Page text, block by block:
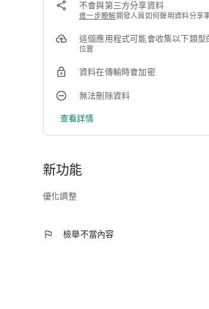
不會與第三方分享資料
進一步瞭解 開發人員如何聲明資料分享
這個應用程式可能會收集以下類型
位置
資料在傳輸時會加密
無法刪除資料
查看詳情
新功能
優化調整
flag 檢舉不當內容